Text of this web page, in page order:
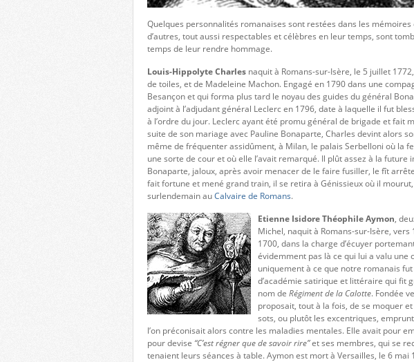
Quelques personnalités romanaises sont restées dans les
d’autres, tout aussi respectables et célèbres en leur temps, sont
temps de leur rendre hommage.
Louis-Hippolyte Charles naquit à Romans-sur-Isère, le 5 juillet
de toiles, et de Madeleine Machon. Engagé en 1790 dans une
Besançon et qui forma plus tard le noyau des guides du général
adjoint à l’adjudant général Leclerc en 1796, date à laquelle il fut
à l’ordre du jour. Leclerc ayant été promu général de brigade et fait
suite de son mariage avec Pauline Bonaparte, Charles devint alors
même de fréquenter assidûment, à Milan, le palais Serbelloni où la
une sorte de cour et où elle l’avait remarqué. Il plût assez à la future
Bonaparte, jaloux, après avoir menacer de le faire fusiller, le fît
fait fortune et mené grand train, il se retira à Génissieux où il
surlendemain auCalvaire de Romans.
Etienne Isidore Théophile Aymon,
Michel, naquit à Romans-sur-Isère,
1700, dans la charge d’écuyer
évidemment pas là ce qui lui a valu
uniquement à ce que notre romanais
d’académie satirique et littéraire qui fit
nom de Régiment de la Calotte. Fondée
proposait, tout à la fois, de se moquer
sots, ou plutôt les excentriques,
l’on préconisait alors contre les maladies mentales. Elle avait pour
pour devise “C’est régner que de savoir rire”et ses membres, qui se
tenaient leurs séances à table. Aymon est mort à Versailles, le 6 mai